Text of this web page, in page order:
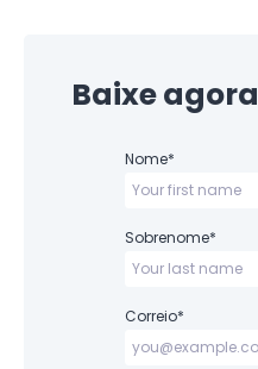
Baixe agora
Nome*
Sobrenome*
Correio*